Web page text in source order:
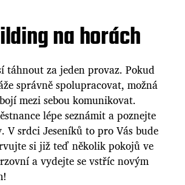
na horách
táhnout za jeden provaz. Pokud
správně spolupracovat, možná
mezi sebou komunikovat.
lépe seznámit a poznejte
V srdci Jeseníků to pro Vás bude
si již teď několik pokojů ve
a vydejte se vstříc novým